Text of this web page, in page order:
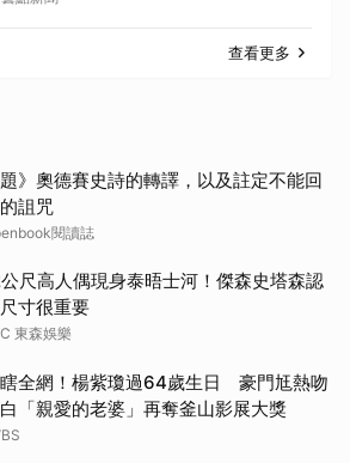
查看更多
》奧德賽史詩的轉譯，以及註定不能回
詛咒
閱讀誌
尺高人偶現身泰晤士河！傑森史塔森認
寸很重要
東森娛樂
全網！楊紫瓊過64歲生日 豪門尪熱吻
「親愛的老婆」再奪釜山影展大獎